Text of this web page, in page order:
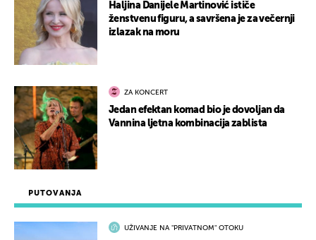
PUTOVANJA
UŽIVANJE NA "PRIVATNOM" OTOKU
Haljina Danijele Martinović ističe
ženstvenu figuru, a savršena je za večernji
izlazak na moru
ZA KONCERT
Jedan efektan komad bio je dovoljan da
Vannina ljetna kombinacija zablista